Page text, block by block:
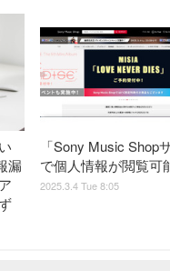
漏
「Sony Music Shop
で個人情報が閲覧可
2025.3.4 Tue 8:05